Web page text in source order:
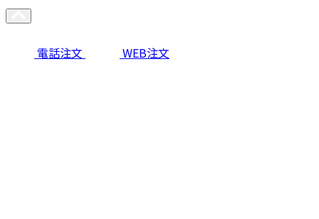
電話注文 WEB注文